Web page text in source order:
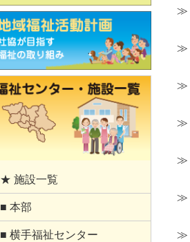
≫
≫
≫
≫
≫
≫
≫
★ 施設一覧
■ 本部
■ 横手福祉センター